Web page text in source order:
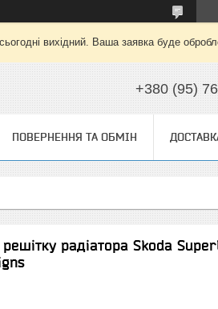
вихідний. Ваша заявка буде
+380 (95)
ПОВЕРНЕННЯ ТА ОБМІН
радіатора Skoda